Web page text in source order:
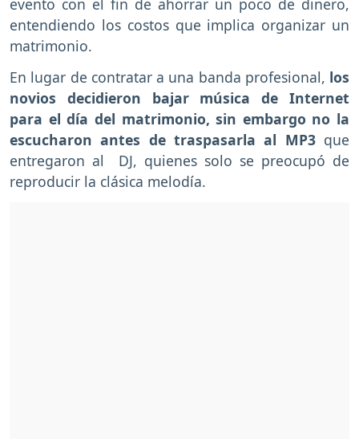
evento con el fin de ahorrar un poco de dinero,
entendiendo los costos que implica organizar un
matrimonio.
En lugar de contratar a una banda profesional, los
novios decidieron bajar música de Internet
para el día del matrimonio, sin embargo no la
escucharon antes de traspasarla al MP3que
entregaron al DJ, quienes solo se preocupó de
reproducir la clásica melodía.